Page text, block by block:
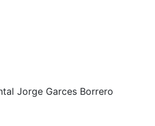
Jorge Garces Borrero